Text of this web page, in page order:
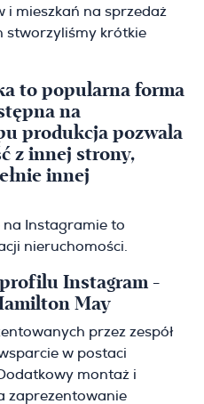
i mieszkań na sprzedaż
stworzyliśmy krótkie
to popularna forma
na
produkcja pozwala
z innej strony,
innej
na Instagramie to
nieruchomości.
Instagram -
May
przez zespół
w postaci
montaż i
zaprezentowanie